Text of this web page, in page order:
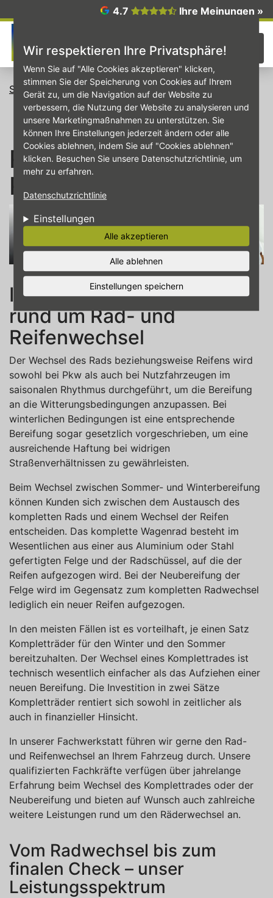
Wir respektieren Ihre Privatsphäre!
Wenn Sie auf "Alle Cookies akzeptieren" klicken,
stimmen Sie der Speicherung von Cookies auf Ihrem
Gerät zu, um die Navigation auf der Website zu
verbessern, die Nutzung der Website zu analysieren und
unsere Marketingmaßnahmen zu unterstützen. Sie
können Ihre Einstellungen jederzeit ändern oder alle
Cookies ablehnen, indem Sie auf "Cookies ablehnen"
klicken. Besuchen Sie unsere Datenschutzrichtlinie, um
mehr zu erfahren.
Datenschutzrichtlinie
Einstellungen
Alle akzeptieren
Alle ablehnen
Einstellungen speichern
4.7 Ihre Meinungen »
Startseite
Unsere Services rund um Auto & Reifen
Reifen- und Radwechsel
Reifen- und
Radwechsel
Ihr kompetenter Partner
rund um Rad- und
Reifenwechsel
Der Wechsel des Rads beziehungsweise Reifens wird
sowohl bei Pkw als auch bei Nutzfahrzeugen im
saisonalen Rhythmus durchgeführt, um die Bereifung
an die Witterungsbedingungen anzupassen. Bei
winterlichen Bedingungen ist eine entsprechende
Bereifung sogar gesetzlich vorgeschrieben, um eine
ausreichende Haftung bei widrigen
Straßenverhältnissen zu gewährleisten.
Beim Wechsel zwischen Sommer- und Winterbereifung
können Kunden sich zwischen dem Austausch des
kompletten Rads und einem Wechsel der Reifen
entscheiden. Das komplette Wagenrad besteht im
Wesentlichen aus einer aus Aluminium oder Stahl
gefertigten Felge und der Radschüssel, auf die der
Reifen aufgezogen wird. Bei der Neubereifung der
Felge wird im Gegensatz zum kompletten Radwechsel
lediglich ein neuer Reifen aufgezogen.
In den meisten Fällen ist es vorteilhaft, je einen Satz
Kompletträder für den Winter und den Sommer
bereitzuhalten. Der Wechsel eines Komplettrades ist
technisch wesentlich einfacher als das Aufziehen einer
neuen Bereifung. Die Investition in zwei Sätze
Kompletträder rentiert sich sowohl in zeitlicher als
auch in finanzieller Hinsicht.
In unserer Fachwerkstatt führen wir gerne den Rad-
und Reifenwechsel an Ihrem Fahrzeug durch. Unsere
qualifizierten Fachkräfte verfügen über jahrelange
Erfahrung beim Wechsel des Komplettrades oder der
Neubereifung und bieten auf Wunsch auch zahlreiche
weitere Leistungen rund um den Räderwechsel an.
Vom Radwechsel bis zum
finalen Check – unser
Leistungsspektrum